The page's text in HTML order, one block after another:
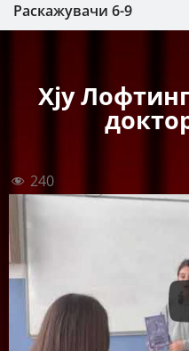
Раскажувачи 6-9
Хју
240